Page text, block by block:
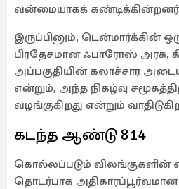
வன்மையாகக்
இருப்பினும், டென்மார்க்கின்
பிரதேசமான ஃபாரோஸ் அரசு,
அப்பகுதியின் கலாச்சார
என்றும், அந்த நிகழ்வு
வழங்குகிறது என்றும்
கடந்த ஆண்டு 814
கொல்லப்படும்
தொடர்பாக அதிகாரப்பூர்வமான